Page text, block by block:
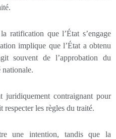
ratification que l’État s’engage
implique que l’État a obtenu
souvent de l’approbation du
nationale.
contraignant pour
respecter les règles du traité.
une intention, tandis que la